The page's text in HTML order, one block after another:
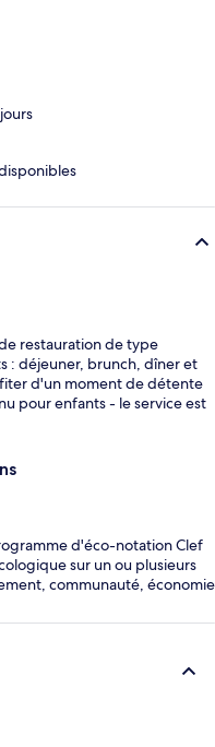
restauration de type
: déjeuner, brunch, dîner et
d'un moment de détente
pour enfants - le service est
d'éco-notation Clef
sur un ou plusieurs
communauté, économie